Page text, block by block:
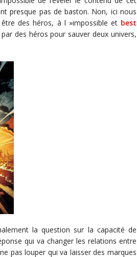
presque pas de baston. Non, ici nous
des héros, à l »impossible et best
des héros pour sauver deux univers,
la question sur la capacité de
qui va changer les relations entre
pas louper qui va laisser des marques